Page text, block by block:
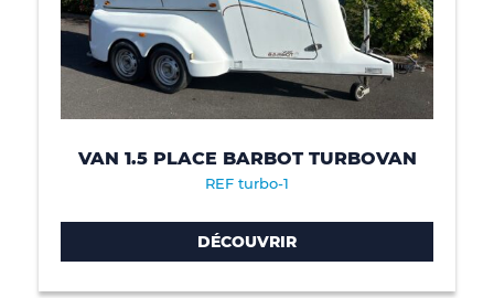
VAN 1.5 PLACE BARBOT TURBOVAN
REF turbo-1
DÉCOUVRIR